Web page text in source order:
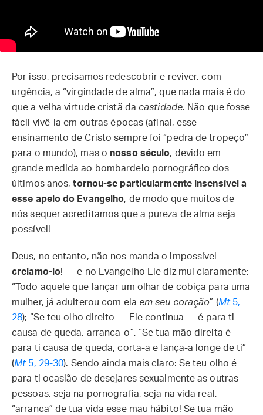
Por isso, precisamos redescobrir e reviver, com
urgência, a “virgindade de alma”, que nada mais é do
que a velha virtude cristã da castidade. Não que fosse
fácil vivê-la em outras épocas (afinal, esse
ensinamento de Cristo sempre foi “pedra de tropeço”
para o mundo), mas o nosso século, devido em
grande medida ao bombardeio pornográfico dos
últimos anos, tornou-se particularmente insensível a
esse apelo do Evangelho, de modo que muitos de
nós sequer acreditamos que a pureza de alma seja
possível!
Deus, no entanto, não nos manda o impossível —
creiamo-lo! — e no Evangelho Ele diz mui claramente:
“Todo aquele que lançar um olhar de cobiça para uma
mulher, já adulterou com ela em seu coração” (Mt5,
28); “Se teu olho direito — Ele continua — é para ti
causa de queda, arranca-o”, “Se tua mão direita é
para ti causa de queda, corta-a e lança-a longe de ti”
(Mt5, 29-30). Sendo ainda mais claro: Se teu olho é
para ti ocasião de desejares sexualmente as outras
pessoas, seja na pornografia, seja na vida real,
“arranca” de tua vida esse mau hábito! Se tua mão